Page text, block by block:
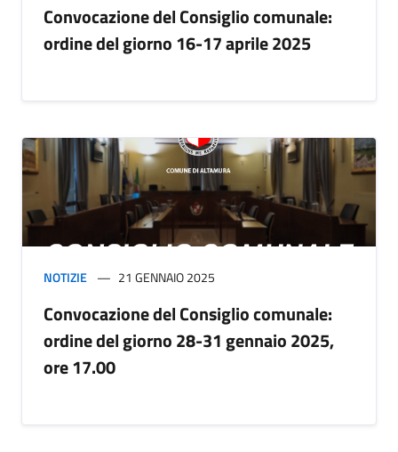
Convocazione del Consiglio comunale:
ordine del giorno 16-17 aprile 2025
NOTIZIE 21 GENNAIO 2025
Convocazione del Consiglio comunale:
ordine del giorno 28-31 gennaio 2025,
ore 17.00